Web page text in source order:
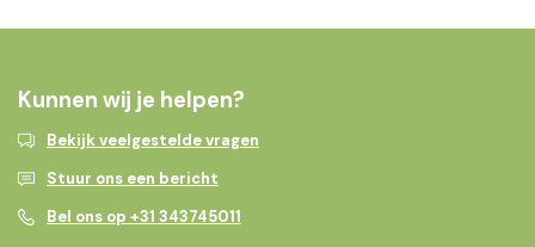
Kunnen wij je helpen?
Bekijk veelgestelde vragen
Stuur ons een bericht
Bel ons op +31 343745011